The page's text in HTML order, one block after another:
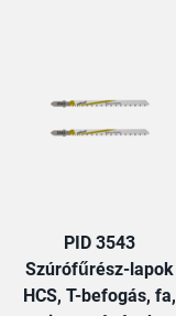
PID 3543
Szúrófűrész-lapok
HCS, T-befogás, fa,